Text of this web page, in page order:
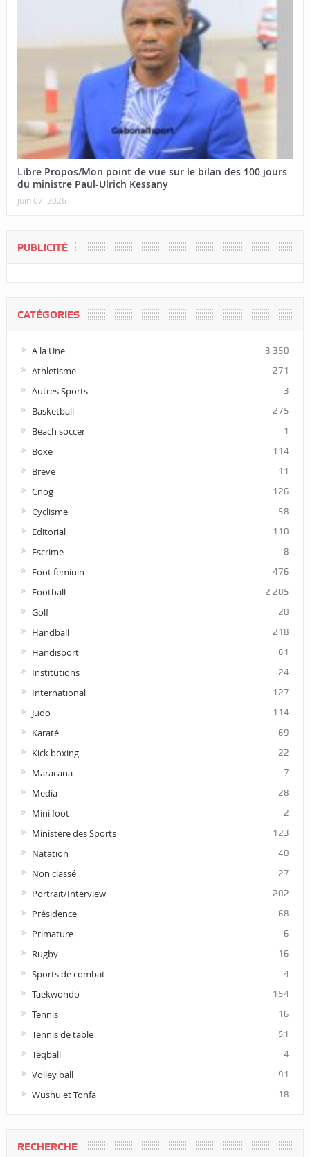
Libre Propos/Mon point de vue sur le bilan des 100 jours
du ministre Paul-Ulrich Kessany
juin 07, 2026
PUBLICITÉ
CATÉGORIES
A la Une 3 350
Athletisme 271
Autres Sports 3
Basketball 275
Beach soccer 1
Boxe 114
Breve 11
Cnog 126
Cyclisme 58
Editorial 110
Escrime 8
Foot feminin 476
Football 2 205
Golf 20
Handball 218
Handisport 61
Institutions 24
International 127
Judo 114
Karaté 69
Kick boxing 22
Maracana 7
Media 28
Mini foot 2
Ministère des Sports 123
Natation 40
Non classé 27
Portrait/Interview 202
Présidence 68
Primature 6
Rugby 16
Sports de combat 4
Taekwondo 154
Tennis 16
Tennis de table 51
Teqball 4
Volley ball 91
Wushu et Tonfa 18
RECHERCHE